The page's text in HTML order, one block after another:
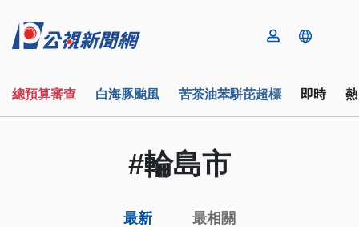
總預算審查 白海豚颱風 苦茶油苯駢芘超標 即時
#輪島市
最新 最相關